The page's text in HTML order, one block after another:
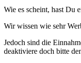
Wie es scheint, hast Du
Wir wissen wie sehr
Jedoch sind die
deaktiviere doch bitte